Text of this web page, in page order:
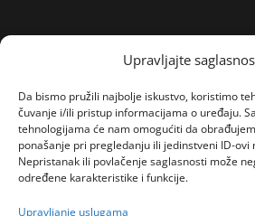
Upravljajte
Da bismo pružili najbolje iskustvo, koristimo
čuvanje i/ili pristup informacijama o uređaju.
tehnologijama će nam omogućiti da
ponašanje pri pregledanju ili jedinstveni ID-ovi
Nepristanak ili povlačenje saglasnosti može
određene karakteristike i funkcije.
Upravljanje uslugama